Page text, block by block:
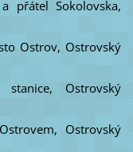
a přátel Sokolovska,
Ostrov, Ostrovský
stanice, Ostrovský
Ostrovský